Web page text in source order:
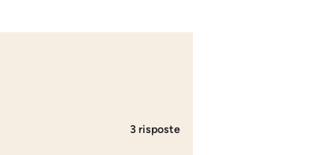
3 risposte